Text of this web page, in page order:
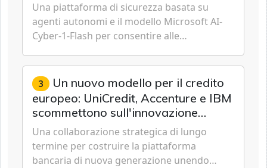
Una piattaforma di sicurezza basata su
agenti autonomi e il modello Microsoft AI-
Cyber-1-Flash per consentire alle
reattiva a una strategia di gestione continua
del rischio.
3 Un nuovo modello per il credito
europeo: UniCredit, Accenture e IBM
scommettono sull'innovazione
tecnologica
Una collaborazione strategica di lungo
termine per costruire la piattaforma
bancaria di nuova generazione unendo